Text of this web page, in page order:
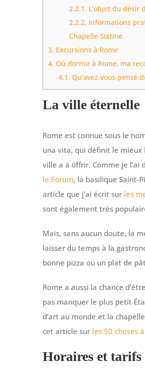
2.2.1. L’objet du désir
2.2.2. Informations
Chapelle Sixtine.
3. Excursions à Rome
4. Où dormir à Rome, ma
4.1. Qu’avez-vous pensé
La ville éternelle
Rome est connue sous le
una vita, qui définit le
ville a à offrir. Comme je
le Forum, la basilique Saint-
article que j’ai écrit sur les
sont également très
Mais, sans aucun doute, la
laisser du temps à la
bonne pizza ou un plat de
Rome a aussi la chance
pas manquer le plus petit
d’art au monde et la
cet article sur les 50 choses
Horaires et